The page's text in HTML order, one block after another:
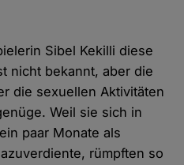
Sibel Kekilli diese
nicht bekannt, aber die
die sexuellen Aktivitäten
Weil sie sich in
paar Monate als
rümpften so